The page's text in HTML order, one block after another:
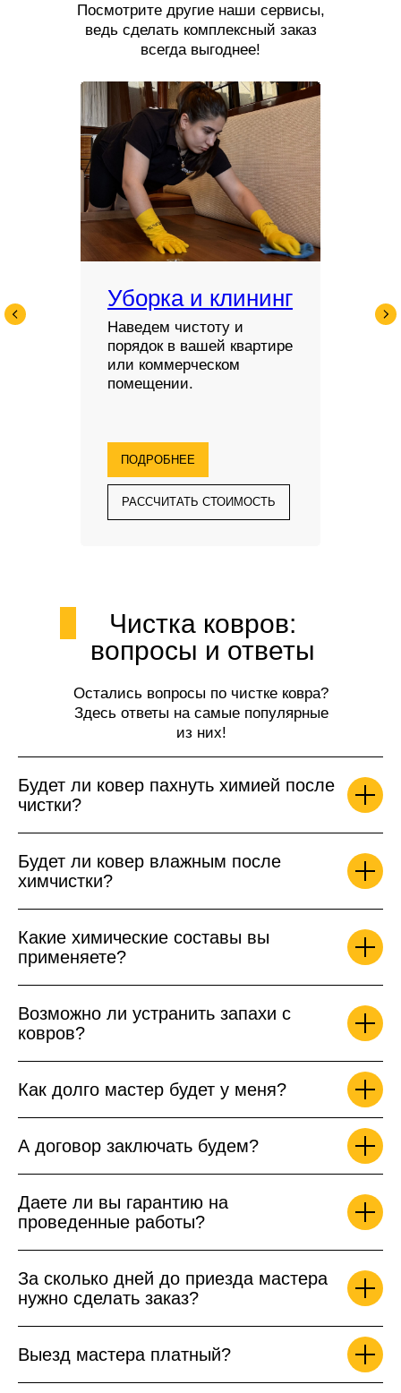
Посмотрите другие наши сервисы,
ведь сделать комплексный заказ
всегда выгоднее!
Уборка и клининг
Наведем чистоту и
порядок в вашей квартире
или коммерческом
помещении.
ПОДРОБНЕЕ
РАССЧИТАТЬ СТОИМОСТЬ
Чистка ковров:
вопросы и ответы
Остались вопросы по чистке ковра?
Здесь ответы на самые популярные
из них!
Будет ли ковер пахнуть химией после
чистки?
Будет ли ковер влажным после
химчистки?
Какие химические составы вы
применяете?
Возможно ли устранить запахи с
ковров?
Как долго мастер будет у меня?
А договор заключать будем?
Даете ли вы гарантию на
проведенные работы?
За сколько дней до приезда мастера
нужно сделать заказ?
Выезд мастера платный?